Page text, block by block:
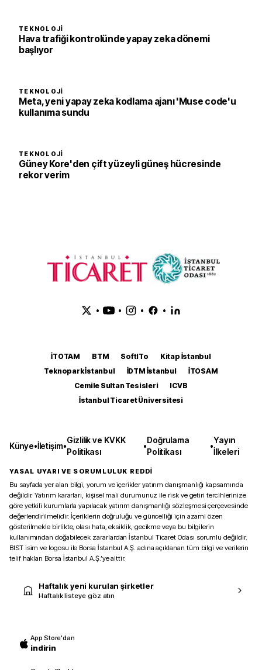
TEKNOLOJI
Hava trafiği kontrolünde yapay zeka dönemi
başlıyor
TEKNOLOJI
Meta, yeni yapay zeka kodlama ajanı 'Muse code'u
kullanıma sundu
TEKNOLOJI
Güney Kore'den çift yüzeyli güneş hücresinde
rekor verim
• • • •
İTOTAM BTM SoftITo
Kitap İstanbul
Teknopark İstanbul
İDTM İstanbul
İTOSAM
Cemile Sultan Tesisleri
ICVB
İstanbul Ticaret Üniversitesi
Künye•İletişim•
Gizlilik ve KVKK
Politikası
•
Doğrulama
Politikası
•
Yayın
İlkeleri
YASAL UYARI VE SORUMLULUK REDDİ
Bu sayfada yer alan bilgi, yorum ve içerikler yatırım danışmanlığı kapsamında
değildir. Yatırım kararları, kişisel mali durumunuz ile risk ve getiri tercihlerinize
göre yetkili kurumlarla yapılacak yatırım danışmanlığı sözleşmesi çerçevesinde
değerlendirilmelidir. İçeriklerin doğruluğu ve güncelliği için azami özen
gösterilmekle birlikte, olası hata, eksiklik, gecikme veya bu bilgilerin
kullanımından doğabilecek zararlardan İstanbul Ticaret Odası sorumlu değildir.
BIST isim ve logosu ile Borsa İstanbul A.Ş. adına açıklanan tüm bilgi ve verilerin
telif hakları Borsa İstanbul A.Ş.’ye aittir.
Haftalık yeni kurulan şirketler
Haftalık listeye göz atın
App Store'dan
indirin